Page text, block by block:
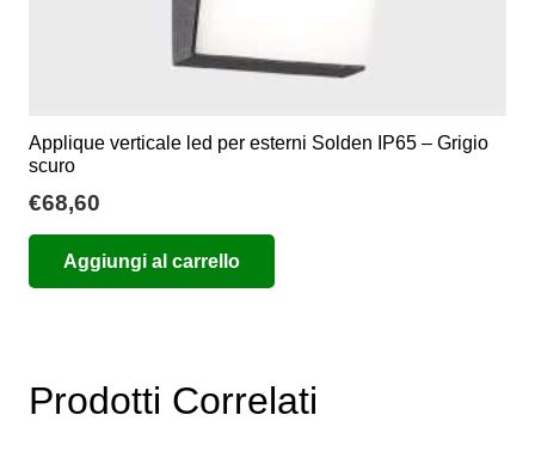
Applique verticale led per esterni Solden IP65 – Grigio
scuro
€68,60
Aggiungi al carrello
Prodotti Correlati